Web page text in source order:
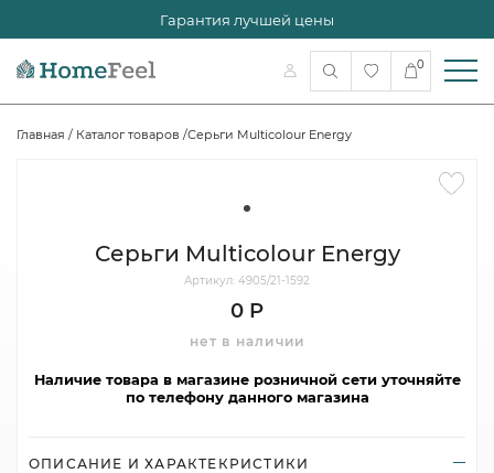
Гарантия лучшей цены
0
Главная / Каталог товаров /Серьги Multicolour Energy
Серьги Multicolour Energy
Артикул: 4905/21-1592
0 Р
нет в наличии
Наличие товара в магазине розничной сети уточняйте
по телефону данного магазина
ОПИСАНИЕ И ХАРАКТЕКРИСТИКИ